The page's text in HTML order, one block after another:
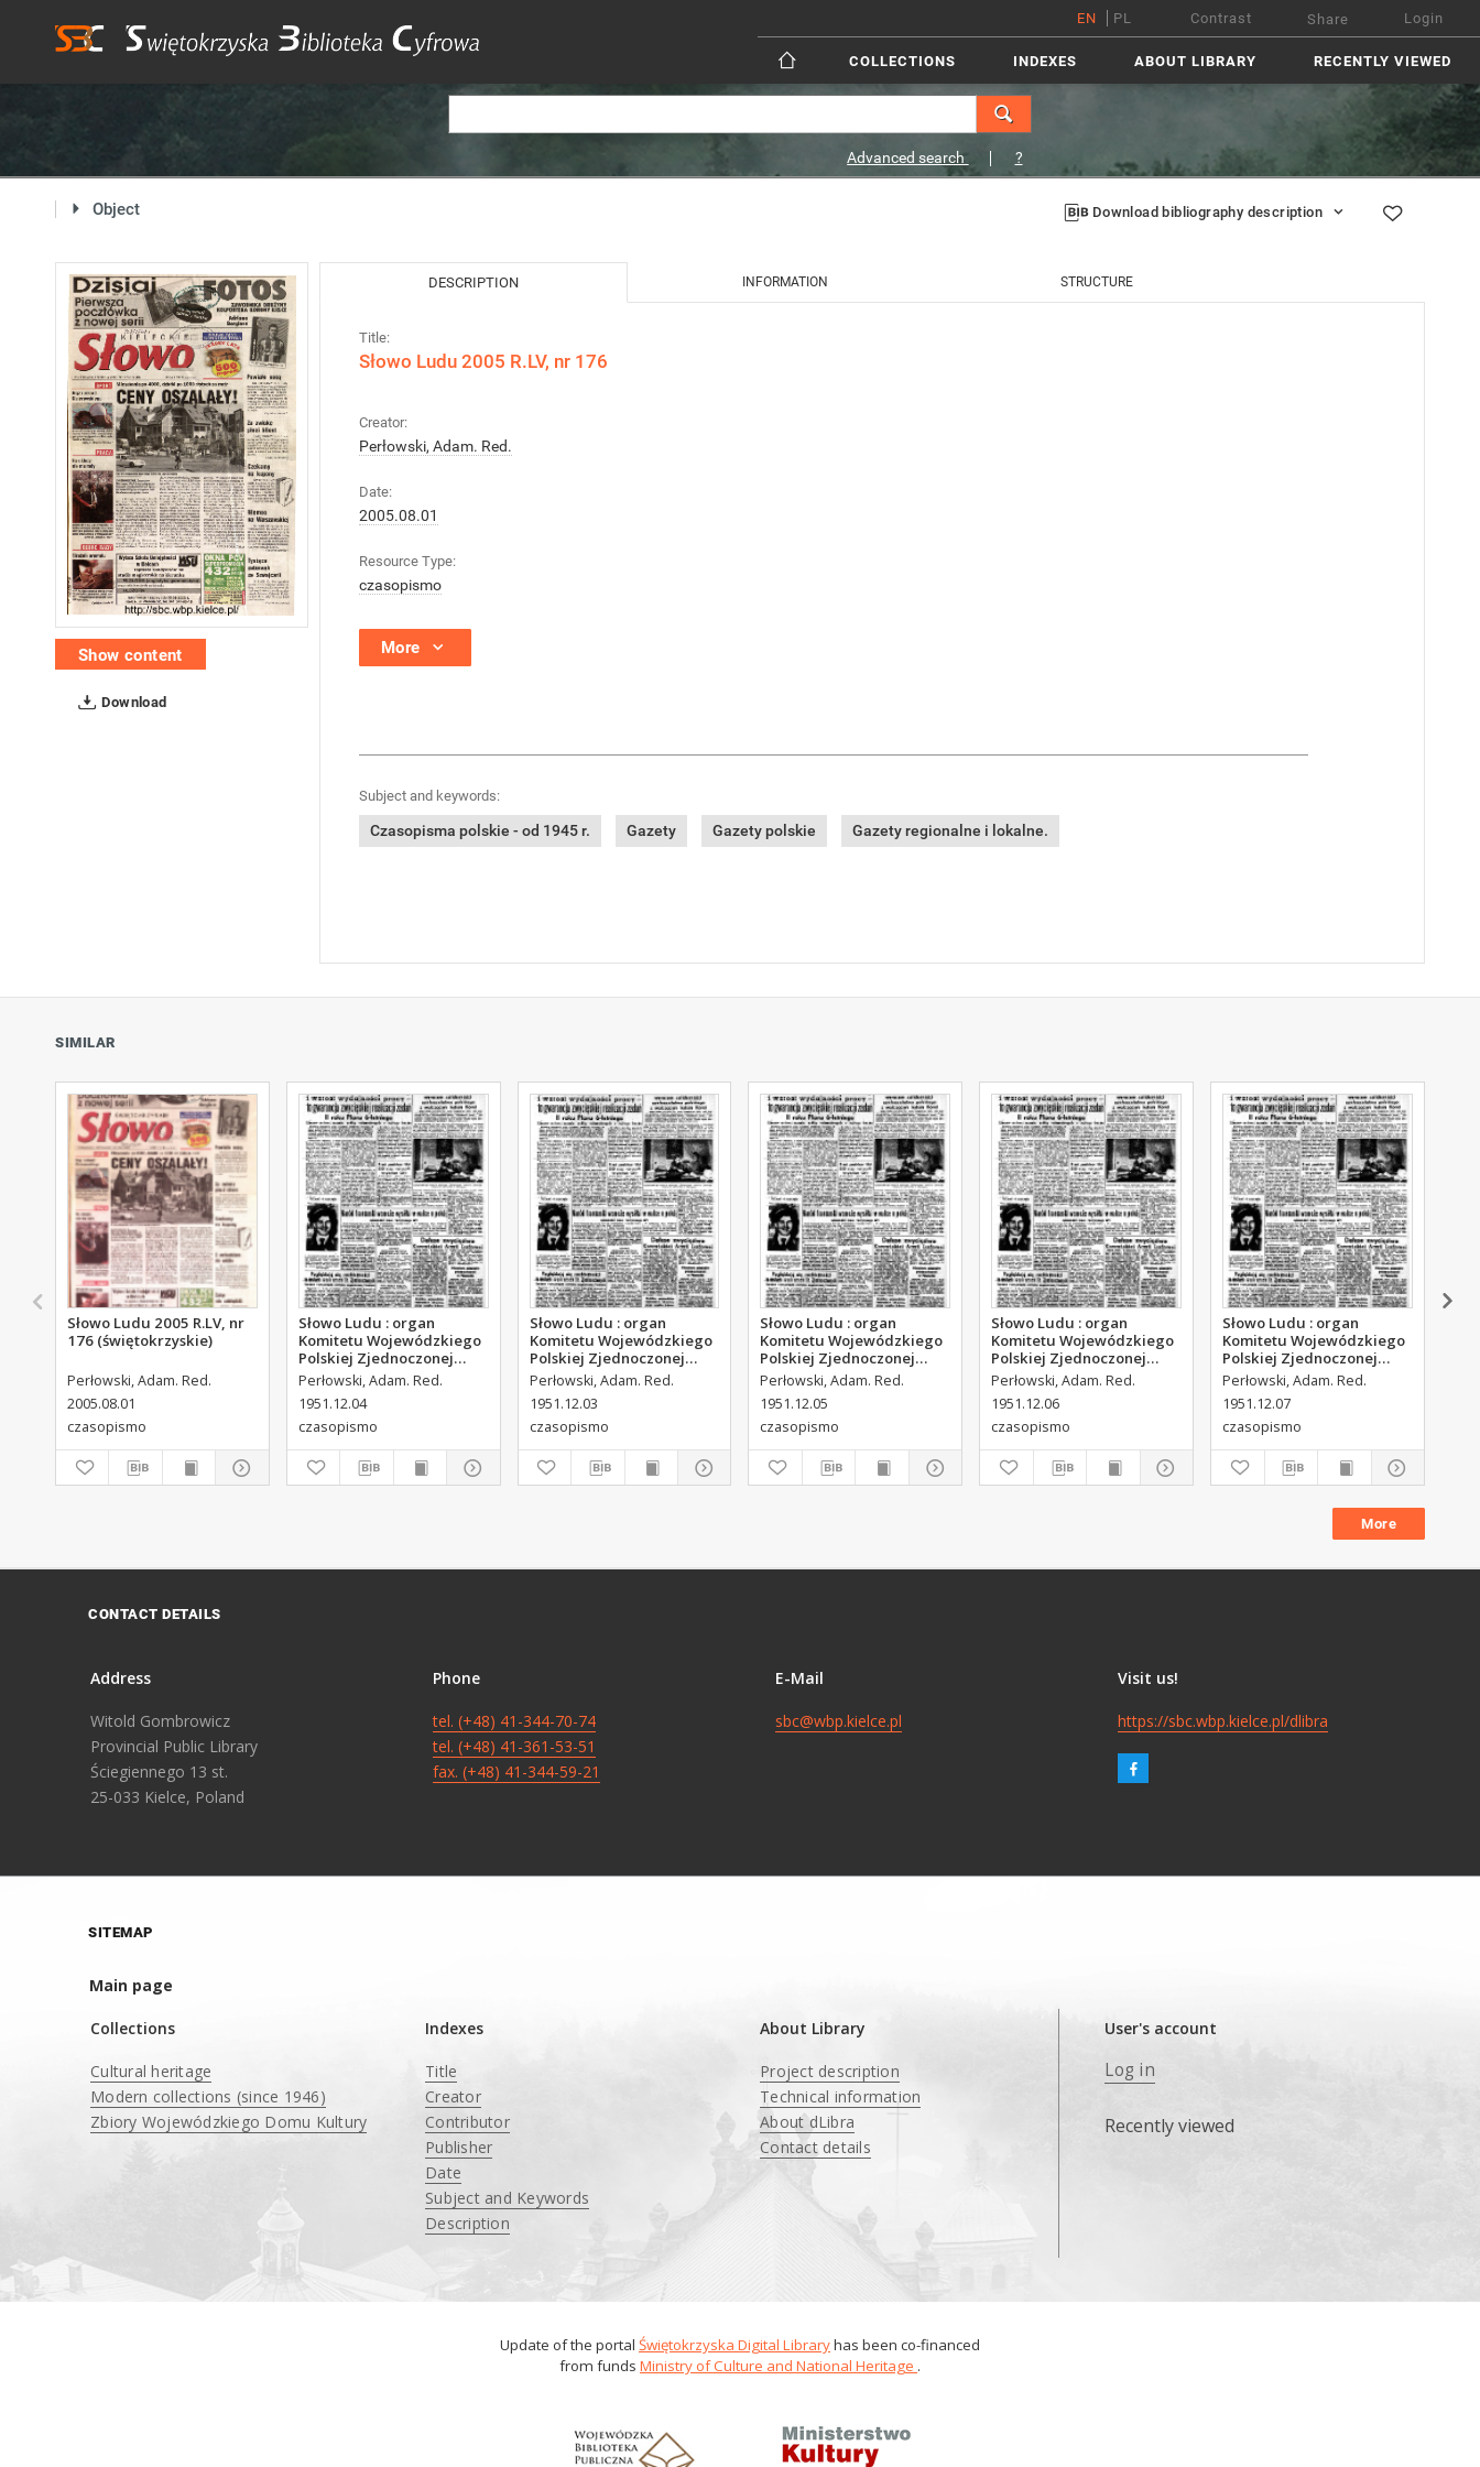
EN PL Contrast Share Login
COLLECTIONS INDEXES ABOUT LIBRARY RECENTLY VIEWED
Advanced search ?
Object Download bibliography description
Show content
Download
DESCRIPTION INFORMATION STRUCTURE
Title:
Słowo Ludu 2005 R.LV, nr 176
Creator:
Perłowski, Adam. Red.
Date:
2005.08.01
Resource Type:
czasopismo
More
Subject and keywords:
Czasopisma polskie - od 1945 r. Gazety Gazety polskie Gazety regionalne i lokalne.
SIMILAR
Słowo Ludu 2005 R.LV, nr
176 (świętokrzyskie)
Perłowski, Adam. Red.
2005.08.01
czasopismo
Słowo Ludu : organ
Komitetu Wojewódzkiego
Polskiej Zjednoczonej
Partii Robotniczej, 1951,
R.3, nr 313
Perłowski, Adam. Red.
1951.12.04
czasopismo
Słowo Ludu : organ
Komitetu Wojewódzkiego
Polskiej Zjednoczonej
Partii Robotniczej, 1951,
R.3, nr 312
Perłowski, Adam. Red.
1951.12.03
czasopismo
Słowo Ludu : organ
Komitetu Wojewódzkiego
Polskiej Zjednoczonej
Partii Robotniczej, 1951,
R.3, nr 314
Perłowski, Adam. Red.
1951.12.05
czasopismo
Słowo Ludu : organ
Komitetu Wojewódzkiego
Polskiej Zjednoczonej
Partii Robotniczej, 1951,
R.3, nr 315
Perłowski, Adam. Red.
1951.12.06
czasopismo
Słowo Ludu : organ
Komitetu Wojewódzkiego
Polskiej Zjednoczonej
Partii Robotniczej, 1951,
R.3, nr 316
Perłowski, Adam. Red.
1951.12.07
czasopismo
More
CONTACT DETAILS
Address
Witold Gombrowicz
Provincial Public Library
Ściegiennego 13 st.
25-033 Kielce, Poland
Phone
tel. (+48) 41-344-70-74
tel. (+48) 41-361-53-51
fax. (+48) 41-344-59-21
E-Mail
sbc@wbp.kielce.pl
Visit us!
https://sbc.wbp.kielce.pl/dlibra
SITEMAP
Main page
Collections
Cultural heritage
Modern collections (since 1946)
Zbiory Wojewódzkiego Domu Kultury
Indexes
Title
Creator
Contributor
Publisher
Date
Subject and Keywords
Description
About Library
Project description
Technical information
About dLibra
Contact details
User's account
Log in
Recently viewed
Update of the portal Świętokrzyska Digital Libraryhas been co-financed
from funds Ministry of Culture and National Heritage .